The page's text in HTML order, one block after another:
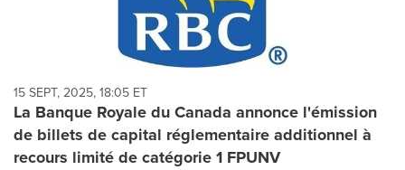
15 SEPT, 2025, 18:05 ET
La Banque Royale du Canada annonce l'émission
de billets de capital réglementaire additionnel à
recours limité de catégorie 1 FPUNV